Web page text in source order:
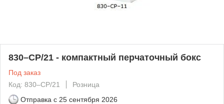
830–CP/21 - компактный перчаточный бокс
Под заказ
Код: 830–CP/21
Розница
Отправка с 25 сентября 2026